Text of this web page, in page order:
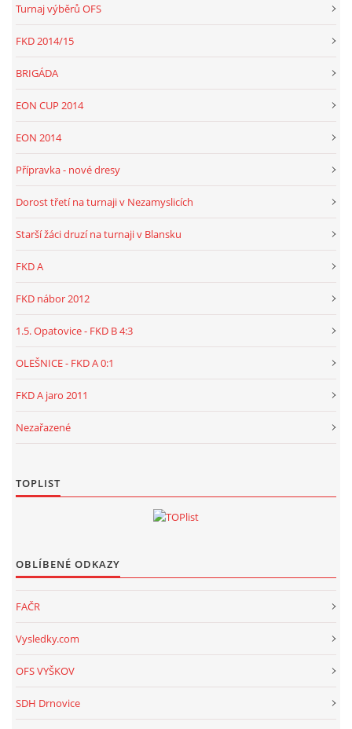
Turnaj výběrů OFS
FKD 2014/15
BRIGÁDA
EON CUP 2014
EON 2014
Přípravka - nové dresy
Dorost třetí na turnaji v Nezamyslicích
Starší žáci druzí na turnaji v Blansku
FKD A
FKD nábor 2012
1.5. Opatovice - FKD B 4:3
OLEŠNICE - FKD A 0:1
FKD A jaro 2011
Nezařazené
TOPLIST
OBLÍBENÉ ODKAZY
FAČR
Vysledky.com
OFS VYŠKOV
SDH Drnovice